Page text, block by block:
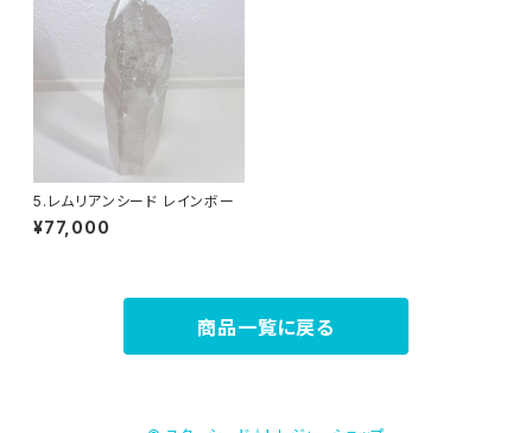
5.レムリアンシード レインボー
¥77,000
商品一覧に戻る